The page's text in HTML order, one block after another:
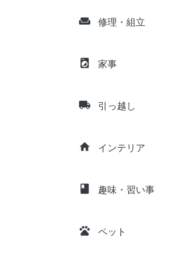
weekend 修理・組立
local_laundry_service 家事
local_shipping 引っ越し
home インテリア
class 趣味・習い事
pets ペット